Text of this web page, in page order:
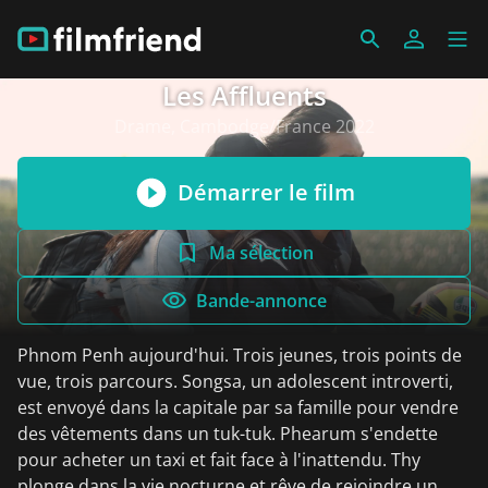
Les Affluents
Drame, Cambodge/France 2022
Démarrer le film
Ma sélection
Bande-annonce
Phnom Penh aujourd'hui. Trois jeunes, trois points de
vue, trois parcours. Songsa, un adolescent introverti,
est envoyé dans la capitale par sa famille pour vendre
des vêtements dans un tuk-tuk. Phearum s'endette
pour acheter un taxi et fait face à l'inattendu. Thy